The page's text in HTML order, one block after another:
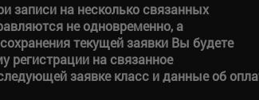
записи на несколько связанных
не одновременно, а
текущей заявки Вы будете
регистрации на связанное
заявке класс и данные об